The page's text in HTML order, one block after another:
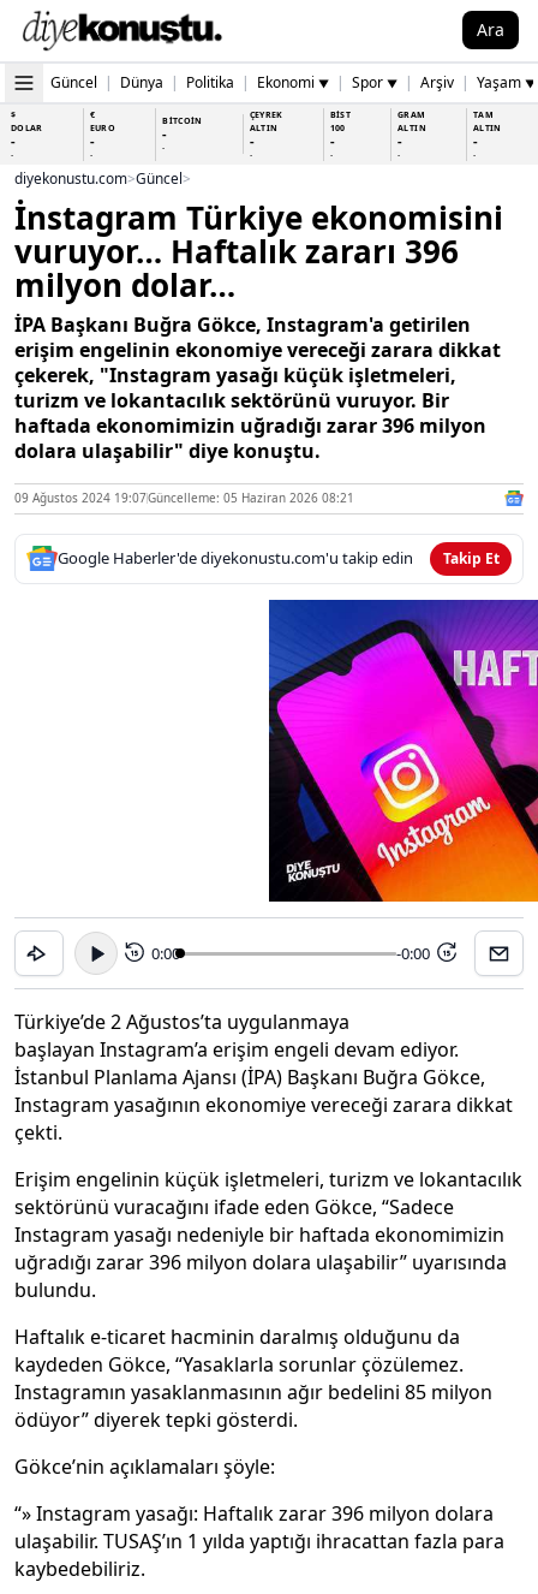
Ara
Güncel | Dünya | Politika | Ekonomi ▼ | Spor ▼ | Arşiv | Yaşam ▼
$
DOLAR
-
-
€
EURO
-
-
BİTCOİN
-
-
ÇEYREK
ALTIN
-
-
BİST
100
-
-
GRAM
ALTIN
-
-
TAM
ALTIN
-
-
diyekonustu.com>Güncel>
İnstagram Türkiye ekonomisini
vuruyor… Haftalık zararı 396
milyon dolar…
İPA Başkanı Buğra Gökce, Instagram'a getirilen
erişim engelinin ekonomiye vereceği zarara dikkat
çekerek, "Instagram yasağı küçük işletmeleri,
turizm ve lokantacılık sektörünü vuruyor. Bir
haftada ekonomimizin uğradığı zarar 396 milyon
dolara ulaşabilir" diye konuştu.
09 Ağustos 2024 19:07Güncelleme: 05 Haziran 2026 08:21
Google Haberler'de diyekonustu.com'u takip edin Takip Et
15 0:00 -0:00 15
Türkiye’de 2 Ağustos’ta uygulanmaya
başlayan Instagram’a erişim engeli devam ediyor.
İstanbul Planlama Ajansı (İPA) Başkanı Buğra Gökce,
Instagram yasağının ekonomiye vereceği zarara dikkat
çekti.
Erişim engelinin küçük işletmeleri, turizm ve lokantacılık
sektörünü vuracağını ifade eden Gökce, “Sadece
Instagram yasağı nedeniyle bir haftada ekonomimizin
uğradığı zarar 396 milyon dolara ulaşabilir” uyarısında
bulundu.
Haftalık e-ticaret hacminin daralmış olduğunu da
kaydeden Gökce, “Yasaklarla sorunlar çözülemez.
Instagramın yasaklanmasının ağır bedelini 85 milyon
ödüyor” diyerek tepki gösterdi.
Gökce’nin açıklamaları şöyle:
“» Instagram yasağı: Haftalık zarar 396 milyon dolara
ulaşabilir. TUSAŞ’ın 1 yılda yaptığı ihracattan fazla para
kaybedebiliriz.